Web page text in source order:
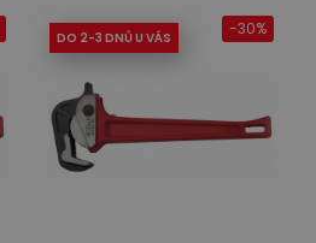
DO 2-3 DNŮ U VÁS -30%